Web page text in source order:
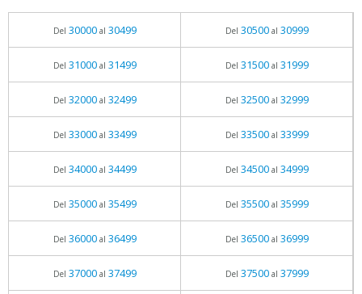
Del 30000al 30499 Del 30500al 30999
Del 31000al 31499 Del 31500al 31999
Del 32000al 32499 Del 32500al 32999
Del 33000al 33499 Del 33500al 33999
Del 34000al 34499 Del 34500al 34999
Del 35000al 35499 Del 35500al 35999
Del 36000al 36499 Del 36500al 36999
Del 37000al 37499 Del 37500al 37999